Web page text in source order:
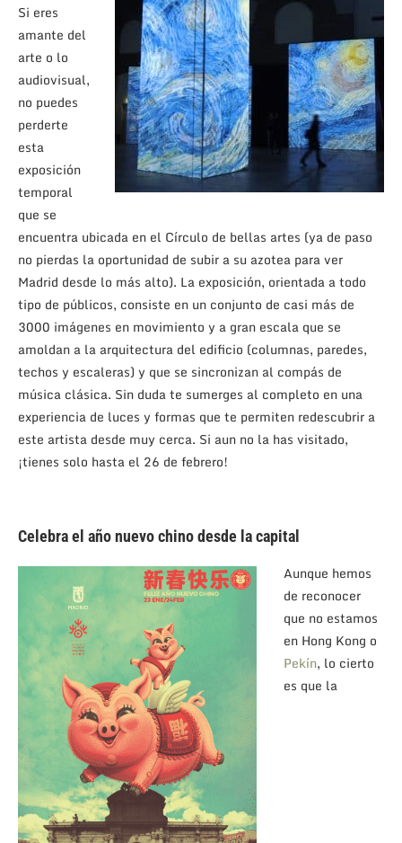
Si eres
amante del
arte o lo
audiovisual,
no puedes
perderte
esta
exposición
temporal
que se
encuentra ubicada en el Círculo de bellas artes (ya de paso
no pierdas la oportunidad de subir a su azotea para ver
Madrid desde lo más alto). La exposición, orientada a todo
tipo de públicos, consiste en un conjunto de casi más de
3000 imágenes en movimiento y a gran escala que se
amoldan a la arquitectura del edificio (columnas, paredes,
techos y escaleras) y que se sincronizan al compás de
música clásica. Sin duda te sumerges al completo en una
experiencia de luces y formas que te permiten redescubrir a
este artista desde muy cerca. Si aun no la has visitado,
¡tienes solo hasta el 26 de febrero!
Celebra el año nuevo chino desde la capital
Aunque hemos
de reconocer
que no estamos
en Hong Kong o
Pekín, lo cierto
es que la